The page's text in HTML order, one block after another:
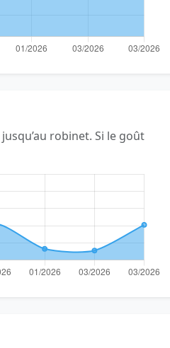
jusqu’au robinet. Si le goût